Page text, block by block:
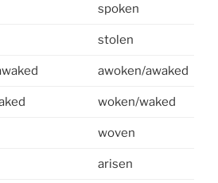
spoken
stolen
awoken/awaked
woken/waked
woven
arisen